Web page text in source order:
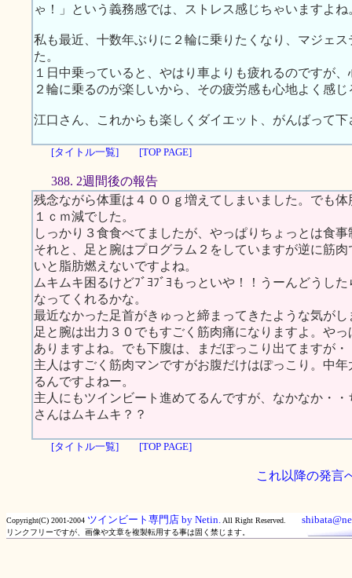
ゃ！」という義務感では、ストレス感じちゃいますよね
私も最近、十数年ぶりに２輪に乗りたくなり、マジェ
た。
１日中乗っていると、やはり車よりも疲れるのですが
２輪に乗るのが楽しいから、その疲労感も心地よく感
江口さん、これからも楽しくダイエット、がんばって下
[タイトル一覧] [TOP PAGE]
388. 2週間後の報告
残念ながら体重は４００ｇ増えてしまいました。でも
１ｃｍ減でした。
しっかり３食食べてましたが、やっぱりちょっとは食
それと、足と腕はプログラム２をしていますが逆に筋
いと脂肪燃えないですよね。
ムキムキ困るけどﾌﾞﾖﾌﾞﾖもっといや！！うーんどうし
なってくれるかな。
最近なかった足首がきゅっと締まってきたような気が
足と腕は出力３０でもすごく筋肉痛になりますよ。や
ありますよね。でも下腹は、まだぽっこり出てますが・
主人はすごく筋肉マンですがお腹だけはぽっこり。中
るんですよねー。
主人にもツインビート進めてるんですが、なかなか・
さんはムキムキ？？
[タイトル一覧] [TOP PAGE]
これ以降の発言
Copyright(C) 2001-2004 ツインビート専門店 by Netin. All Right Reserved.
リンクフリーですが、画像や文章を複製転用する事は固く禁じます。